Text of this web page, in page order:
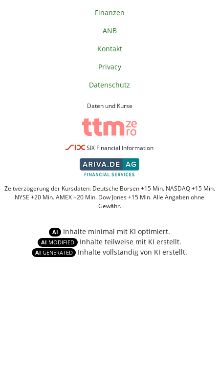
Finanzen
ANB
Kontakt
Privacy
Datenschutz
Daten und Kurse
SIX Financial Information
Zeitverzögerung der Kursdaten: Deutsche Börsen +15 Min. NASDAQ +15 Min.
NYSE +20 Min. AMEX +20 Min. Dow Jones +15 Min. Alle Angaben ohne
Gewähr.
AI Inhalte minimal mit KI optimiert.
AI MODIFIED Inhalte teilweise mit KI erstellt.
AI GENERATED Inhalte vollständig von KI erstellt.